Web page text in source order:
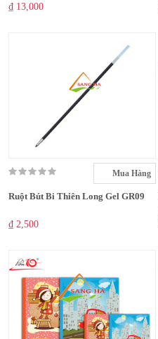
₫ 13,000
Mua Hàng
Ruột Bút Bi Thiên Long Gel GR09
₫ 2,500